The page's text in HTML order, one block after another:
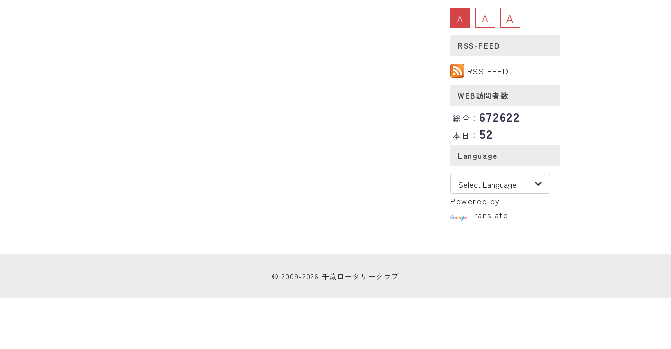
A A A
RSS-FEED
RSS FEED
WEB訪問者数
総合： 672622
本日： 52
Language
Powered by
Translate
© 2009-2026 千歳ロータリークラブ